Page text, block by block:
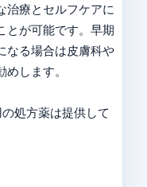
治療とセルフケアに
とが可能です。早期
なる場合は皮膚科や
します。
処方薬は提供して